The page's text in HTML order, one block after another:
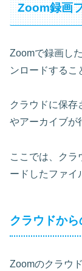
Zoom録画
Zoomで録画し
ンロードするこ
クラウドに保存
やアーカイブが
ここでは、クラ
ードしたファイ
クラウドか
Zoomのクラウ